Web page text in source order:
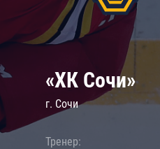
«ХК Сочи»
г. Сочи
Тренер: